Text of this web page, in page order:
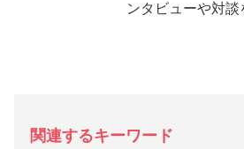
ンタビューや対談
関連するキーワード